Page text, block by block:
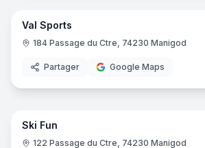
Val Sports
184 Passage du Ctre, 74230 Manigod
Partager Google Maps
Ski Fun
122 Passage du Ctre, 74230 Manigod